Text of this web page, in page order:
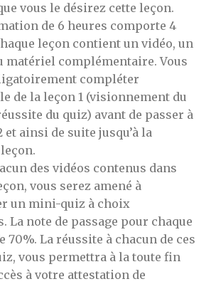
vous le désirez cette leçon.
de 6 heures comporte 4
leçon contient un vidéo, un
matériel complémentaire. Vous
compléter
de la leçon 1 (visionnement du
du quiz) avant de passer à
et ainsi de suite jusqu’à la
des vidéos contenus dans
vous serez amené à
un mini-quiz à choix
La note de passage pour chaque
70%. La réussite à chacun de ces
vous permettra à la toute fin
à votre attestation de